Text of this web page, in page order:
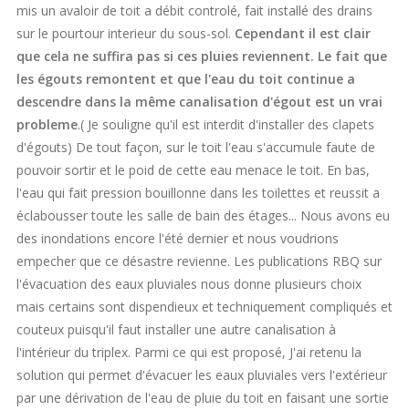
mis un avaloir de toit a débit controlé, fait installé des drains
sur le pourtour interieur du sous-sol. Cependant il est clair
que cela ne suffira pas si ces pluies reviennent. Le fait que
les égouts remontent et que l'eau du toit continue a
descendre dans la même canalisation d'égout est un vrai
probleme.( Je souligne qu'il est interdit d'installer des clapets
d'égouts) De tout façon, sur le toit l'eau s'accumule faute de
pouvoir sortir et le poid de cette eau menace le toit. En bas,
l'eau qui fait pression bouillonne dans les toilettes et reussit a
éclabousser toute les salle de bain des étages... Nous avons eu
des inondations encore l'été dernier et nous voudrions
empecher que ce désastre revienne. Les publications RBQ sur
l'évacuation des eaux pluviales nous donne plusieurs choix
mais certains sont dispendieux et techniquement compliqués et
couteux puisqu'il faut installer une autre canalisation à
l'intérieur du triplex. Parmi ce qui est proposé, J'ai retenu la
solution qui permet d'évacuer les eaux pluviales vers l'extérieur
par une dérivation de l'eau de pluie du toit en faisant une sortie